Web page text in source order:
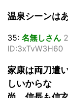
温泉シーンは
35: 名無しさん
ID:3xTvW3H60
家康は両刀遣
しいからな